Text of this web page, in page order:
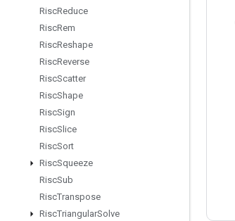
RiscReduce
RiscRem
RiscReshape
RiscReverse
RiscScatter
RiscShape
RiscSign
RiscSlice
RiscSort
RiscSqueeze
RiscSub
RiscTranspose
RiscTriangularSolve